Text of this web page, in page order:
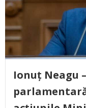
Ionuț Neagu